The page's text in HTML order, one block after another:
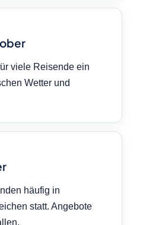
viele Reisende ein
Wetter und
häufig in
statt. Angebote